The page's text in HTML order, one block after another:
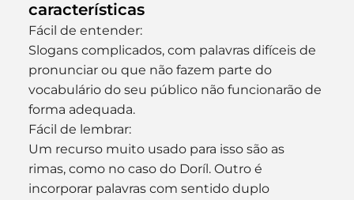
características
Fácil de entender:
Slogans complicados, com palavras difíceis de
pronunciar ou que não fazem parte do
vocabulário do seu público não funcionarão de
forma adequada.
Fácil de lembrar:
Um recurso muito usado para isso são as
rimas, como no caso do Doríl. Outro é
incorporar palavras com sentido duplo